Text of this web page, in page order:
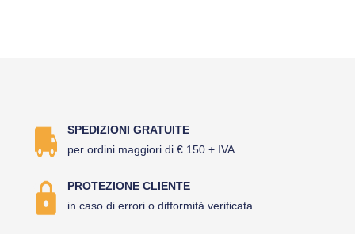
SPEDIZIONI GRATUITE
per ordini maggiori di € 150 + IVA
PROTEZIONE CLIENTE
in caso di errori o difformità verificata